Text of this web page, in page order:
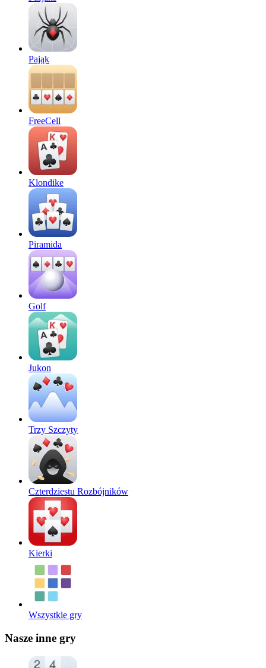
Pająk
FreeCell
Klondike
Piramida
Golf
Jukon
Trzy Szczyty
Czterdziestu Rozbójników
Kierki
Wszystkie gry
Nasze inne gry